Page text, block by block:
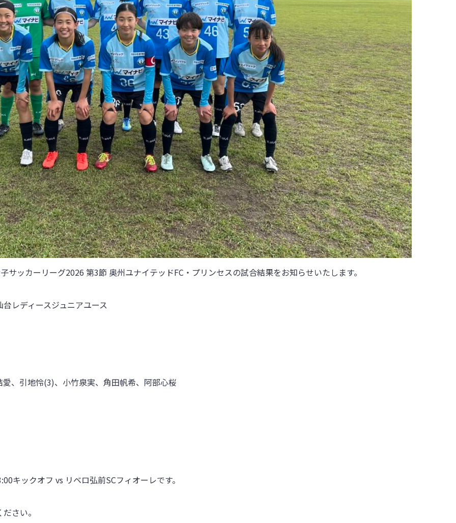
サッカーリーグ2026 第3節 奥州ユナイテッドFC・プリンセスの試合結果をお知らせいたします。
レディースジュニアユース
、引地怜(3)、小竹泉実、角田帆希、阿部心桜
キックオフ vs リベロ弘前SCフィオーレです。
さい。